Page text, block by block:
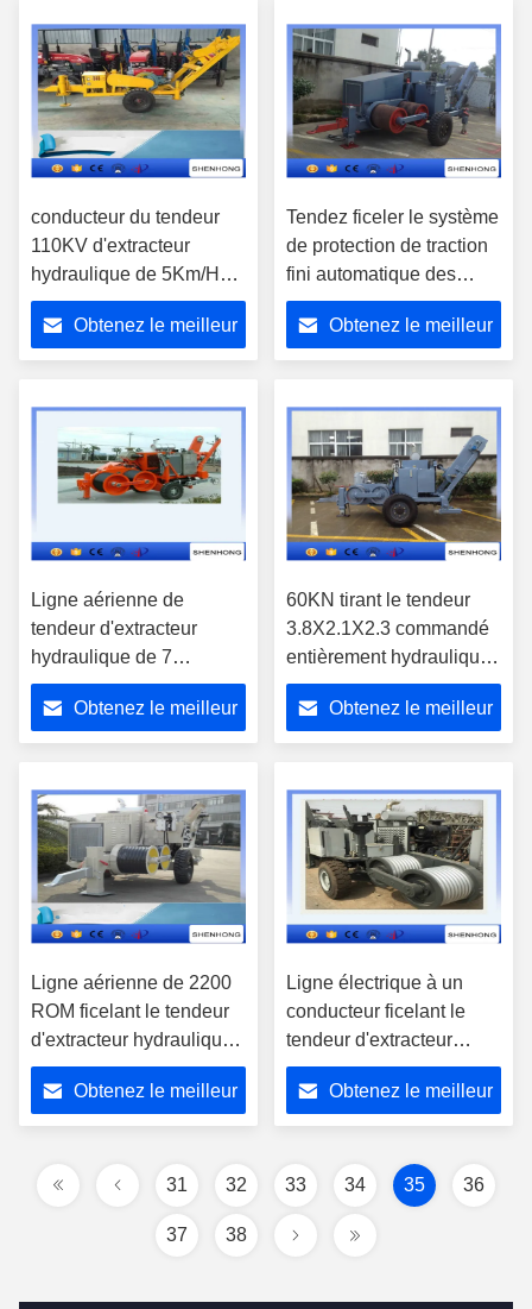
conducteur du tendeur
110KV d'extracteur
hydraulique de 5Km/H
ficelant l'équipement
Obtenez le meilleur
Tendez ficeler le système
de protection de traction
fini automatique des
équipements 220KV
Obtenez le meilleur
Ligne aérienne de
tendeur d'extracteur
hydraulique de 7
cannelures ficelant
l'équipement
Obtenez le meilleur
60KN tirant le tendeur
3.8X2.1X2.3 commandé
entièrement hydraulique
M d'extracteur
hydraulique de force
Obtenez le meilleur
Ligne aérienne de 2200
ROM ficelant le tendeur
d'extracteur hydraulique
d'équipement
Obtenez le meilleur
Ligne électrique à un
conducteur ficelant le
tendeur d'extracteur
d'équipement 35 kilovolts
Obtenez le meilleur
31 32 33 34 35 36
37 38